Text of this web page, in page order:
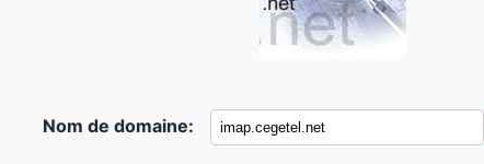
Nom de domaine: